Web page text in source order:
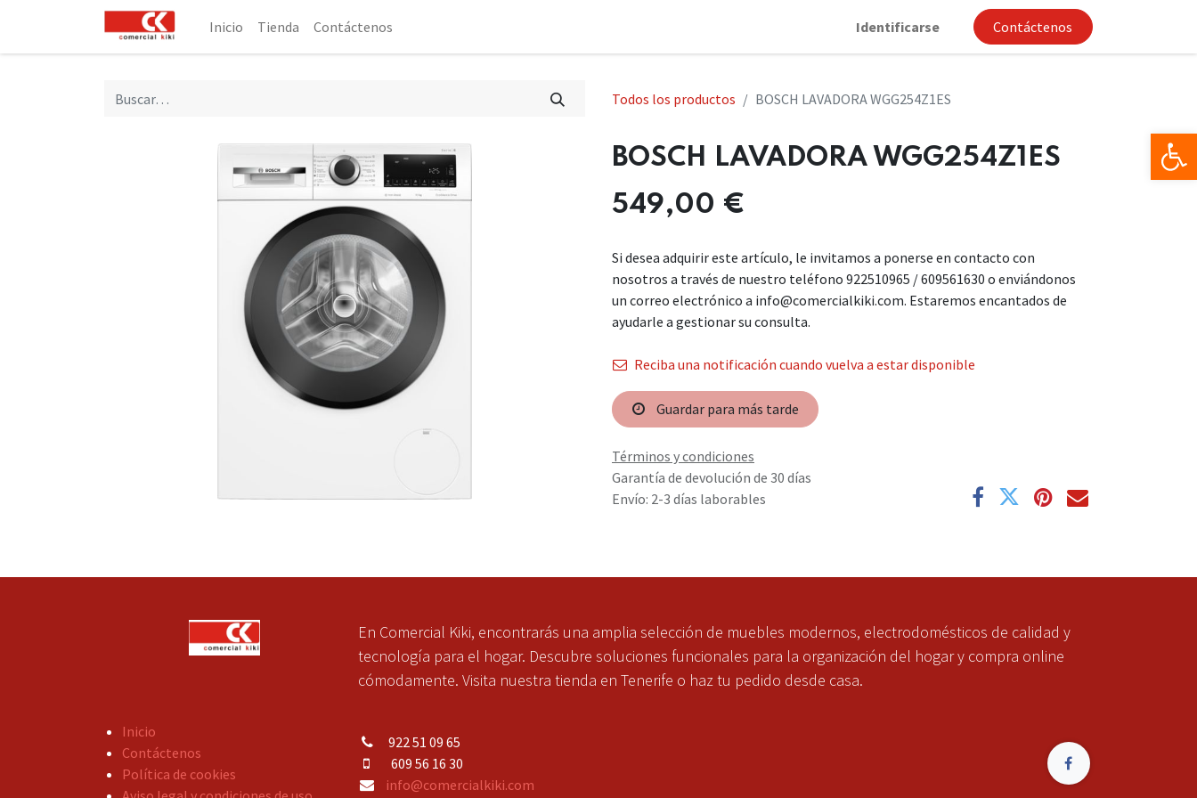
Inicio Tienda Contáctenos Identificarse Contáctenos
Todos los productos BOSCH LAVADORA WGG254Z1ES
BOSCH LAVADORA WGG254Z1ES
549,00 €
Si desea adquirir este artículo, le invitamos a ponerse en contacto con
nosotros a través de nuestro teléfono 922510965 / 609561630 o enviándonos
un correo electrónico a info@comercialkiki.com. Estaremos encantados de
ayudarle a gestionar su consulta.
Reciba una notificación cuando vuelva a estar disponible
Guardar para más tarde
Términos y condiciones
Garantía de devolución de 30 días
Envío: 2-3 días laborables
En Comercial Kiki, encontrarás una amplia selección de muebles modernos, electrodomésticos de calidad y
tecnología para el hogar. Descubre soluciones funcionales para la organización del hogar y compra online
cómodamente. Visita nuestra tienda en Tenerife o haz tu pedido desde casa.
Inicio
Contáctenos
Política de cookies
922 51 09 65
609 56 16 30
info@comercialkiki.com